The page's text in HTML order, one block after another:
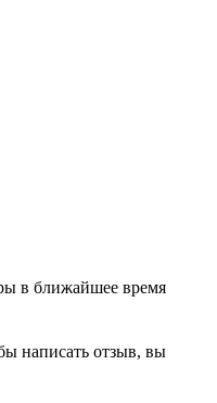
в ближайшее время
написать отзыв, вы